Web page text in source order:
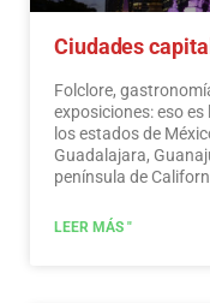
Ciudades
Folclore,
exposiciones: eso
los estados de
Guadalajara,
península de
Riviera Maya y las
LEER MÁS "